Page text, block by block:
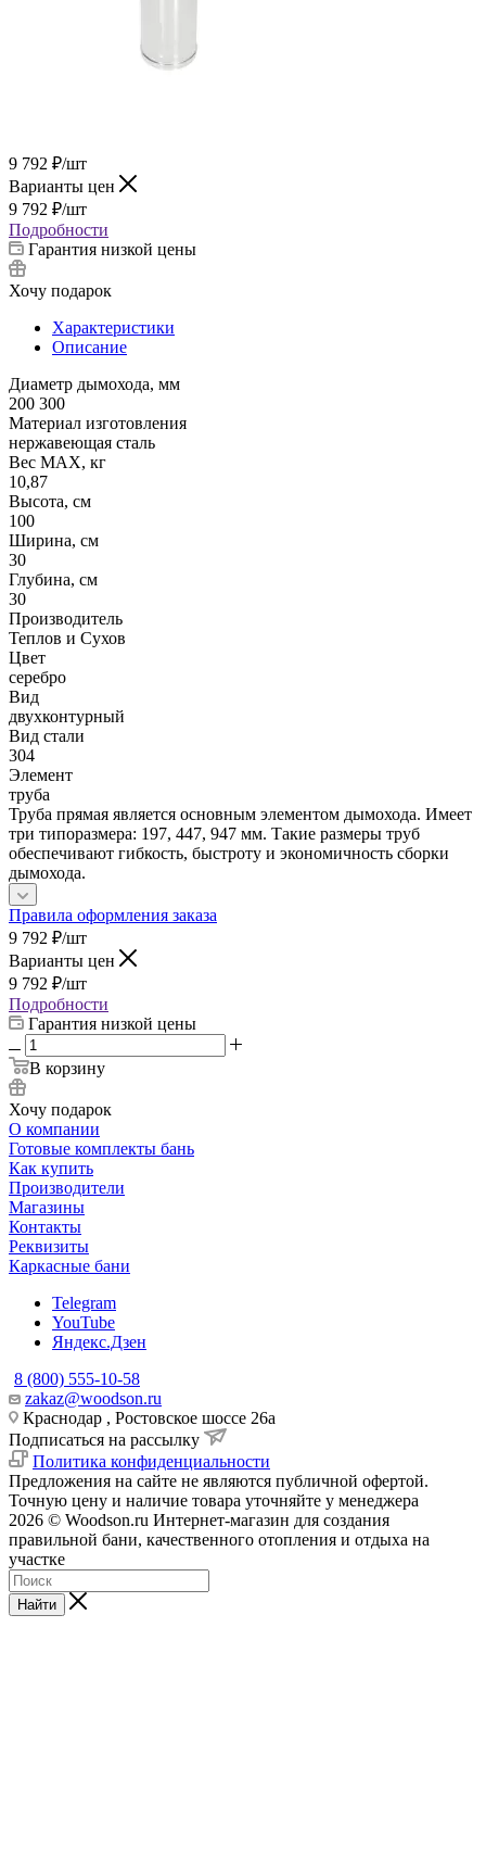
9 792 ₽/шт
Варианты цен
9 792 ₽/шт
Подробности
Гарантия низкой цены
Хочу подарок
Характеристики
Описание
Диаметр дымохода, мм
200 300
Материал изготовления
нержавеющая сталь
Вес МАХ, кг
10,87
Высота, см
100
Ширина, см
30
Глубина, см
30
Производитель
Теплов и Сухов
Цвет
серебро
Вид
двухконтурный
Вид стали
304
Элемент
труба
Труба прямая является основным элементом дымохода. Имеет
три типоразмера: 197, 447, 947 мм. Такие размеры труб
обеспечивают гибкость, быстроту и экономичность сборки
дымохода.
Правила оформления заказа
9 792 ₽/шт
Варианты цен
9 792 ₽/шт
Подробности
Гарантия низкой цены
В корзину
Хочу подарок
О компании
Готовые комплекты бань
Как купить
Производители
Магазины
Контакты
Реквизиты
Каркасные бани
Telegram
YouTube
Яндекс.Дзен
8 (800) 555-10-58
zakaz@woodson.ru
Краснодар , Ростовское шоссе 26а
Подписаться на рассылку
Политика конфиденциальности
Предложения на сайте не являются публичной офертой.
Точную цену и наличие товара уточняйте у менеджера
2026 © Woodson.ru Интернет-магазин для создания
правильной бани, качественного отопления и отдыха на
участке
Найти